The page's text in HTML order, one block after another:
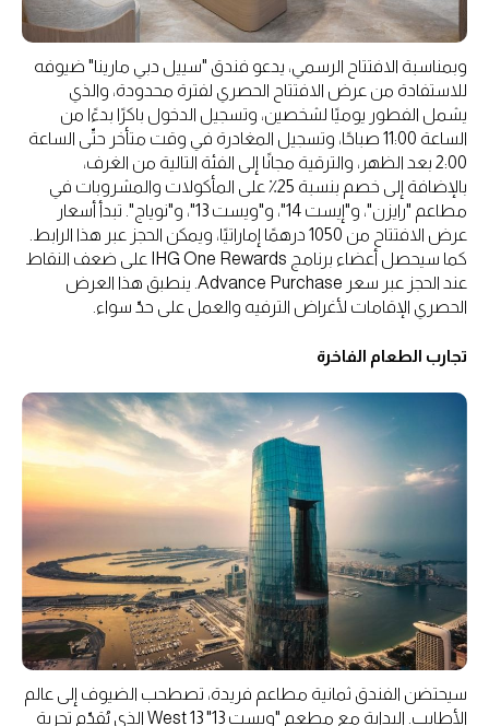
وبمناسبة الافتتاح الرسمي، يدعو فندق "سييل دبي مارينا" ضيوفه
للاستفادة من عرض الافتتاح الحصري لفترة محدودة، والذي
يشمل الفطور يوميًا لشخصين، وتسجيل الدخول باكرًا بدءًا من
الساعة 11:00 صباحًا، وتسجيل المغادرة في وقت متأخر حتّى الساعة
2:00 بعد الظهر، والترقية مجانًا إلى الفئة التالية من الغرف،
بالإضافة إلى خصم بنسبة 25٪ على المأكولات والمشروبات في
مطاعم "رايزن"، و"إيست 14"، و"ويست 13"، و"نوياج". تبدأ أسعار
عرض الافتتاح من 1050 درهمًا إماراتيًا، ويمكن الحجز عبر هذا الرابط.
كما سيحصل أعضاء برنامج IHG One Rewards على ضعف النقاط
عند الحجز عبر سعر Advance Purchase. ينطبق هذا العرض
الحصري الإقامات لأغراض الترفيه والعمل على حدّ سواء.
تجارب الطعام الفاخرة
سيحتضن الفندق ثمانية مطاعم فريدة، تصطحب الضيوف إلى عالم
الأطايب. البداية مع مطعم "ويست 13" West 13 الذي يُقدّم تجربة